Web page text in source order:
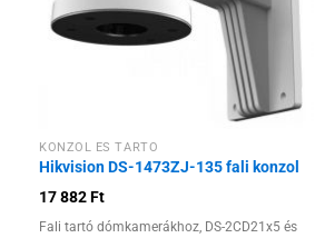
Hozzáadás a
kívánságlistához
KONZOL ÉS TARTÓ
Hikvision DS-1473ZJ-135 fali konzol
17 882Ft
Fali tartó dómkamerákhoz, DS-2CD21x5 és